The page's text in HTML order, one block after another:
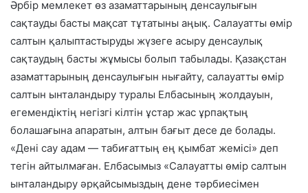
Әрбір мемлекет өз азаматтарының денсаулығын
сақтауды басты мақсат тұтатыны аңық. Салауатты өмір
салтын қалыптастыруды жүзеге асыру денсаулық
сақтаудың басты жұмысы болып табылады. Қазақстан
азаматтарының денсаулығын нығайту, салауатты өмір
салтын ынталандыру туралы Елбасының жолдауын,
егемендіктің негізгі кілтін ұстар жас ұрпақтың
болашағына апаратын, алтын бағыт десе де болады.
«Дені сау адам — табиғаттың ең қымбат жемісі» деп
тегін айтылмаған. Елбасымыз «Салауатты өмір салтын
ынталандыру әрқайсымыздың дене тәрбиесімен